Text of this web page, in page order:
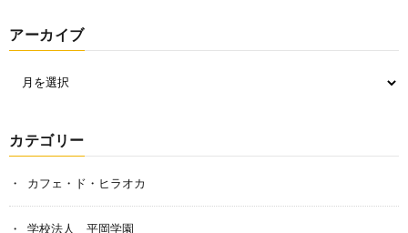
アーカイブ
カテゴリー
カフェ・ド・ヒラオカ
学校法人 平岡学園